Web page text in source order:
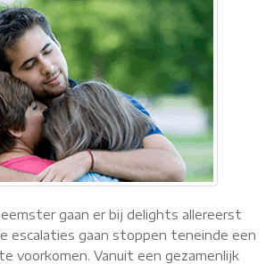
gaan er bij delights allereerst
escalaties gaan stoppen teneinde een
voorkomen. Vanuit een gezamenlijk